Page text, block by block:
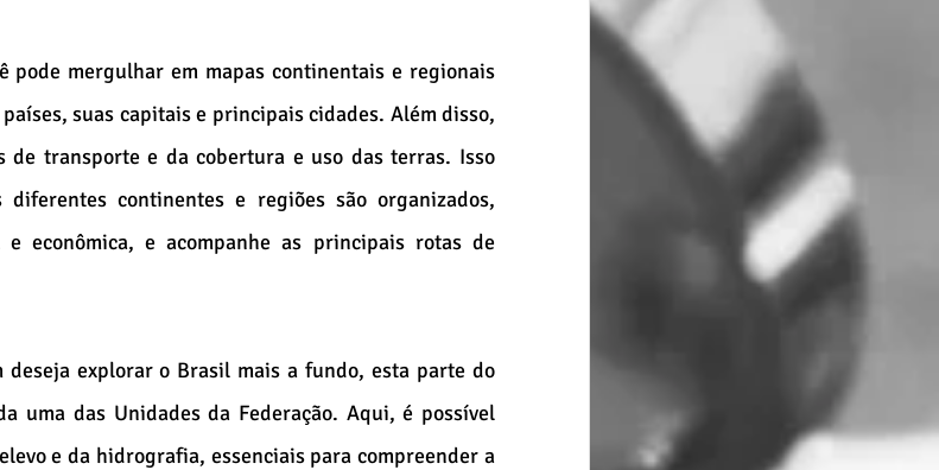
pode mergulhar em mapas continentais e regionais
suas capitais e principais cidades. Além disso,
de transporte e da cobertura e uso das terras. Isso
continentes e regiões são organizados,
econômica, e acompanhe as principais rotas de
deseja explorar o Brasil mais a fundo, esta parte do
uma das Unidades da Federação. Aqui, é possível
e da hidrografia, essenciais para compreender a